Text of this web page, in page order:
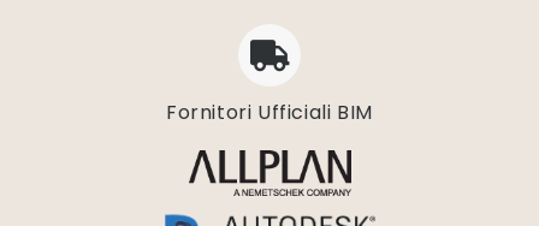
Fornitori Ufficiali BIM